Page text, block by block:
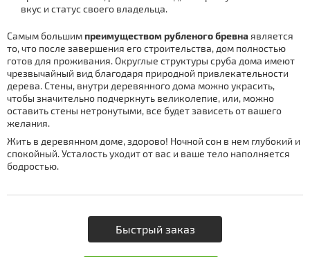
вкус и статус своего владельца.
Самым большимпреимуществом рубленого бревна является
то, что после завершения его строительства, дом полностью
готов для проживания. Округлые структуры сруба дома имеют
чрезвычайный вид благодаря природной привлекательности
дерева. Стены, внутри деревянного дома можно украсить,
чтобы значительно подчеркнуть великолепие, или, можно
оставить стены нетронутыми, все будет зависеть от вашего
желания.
Жить в деревянном доме, здорово! Ночной сон в нем глубокий и
спокойный. Усталость уходит от вас и ваше тело наполняется
бодростью.
Быстрый заказ